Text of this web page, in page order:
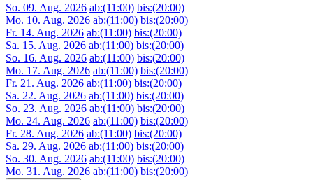
So. 09. Aug. 2026 ab:(11:00) bis:(20:00)
Mo. 10. Aug. 2026 ab:(11:00) bis:(20:00)
Fr. 14. Aug. 2026 ab:(11:00) bis:(20:00)
Sa. 15. Aug. 2026 ab:(11:00) bis:(20:00)
So. 16. Aug. 2026 ab:(11:00) bis:(20:00)
Mo. 17. Aug. 2026 ab:(11:00) bis:(20:00)
Fr. 21. Aug. 2026 ab:(11:00) bis:(20:00)
Sa. 22. Aug. 2026 ab:(11:00) bis:(20:00)
So. 23. Aug. 2026 ab:(11:00) bis:(20:00)
Mo. 24. Aug. 2026 ab:(11:00) bis:(20:00)
Fr. 28. Aug. 2026 ab:(11:00) bis:(20:00)
Sa. 29. Aug. 2026 ab:(11:00) bis:(20:00)
So. 30. Aug. 2026 ab:(11:00) bis:(20:00)
Mo. 31. Aug. 2026 ab:(11:00) bis:(20:00)